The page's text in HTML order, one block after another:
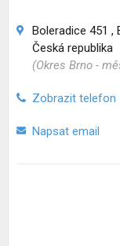
Boleradice 451 ,
Česká republika
(Okres Brno -
Zobrazit telefon
Napsat email